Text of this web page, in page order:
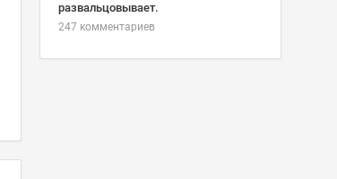
развальцовывает.
247 комментариев